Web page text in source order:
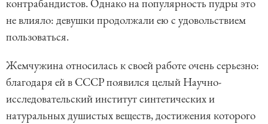
контрабандистов. Однако на популярность пудры это
не влияло: девушки продолжали ею с удовольствием
пользоваться.
Жемчужина относилась к своей работе очень серьезно:
благодаря ей в СССР появился целый Научно-
исследовательский институт синтетических и
натуральных душистых веществ, достижения которого